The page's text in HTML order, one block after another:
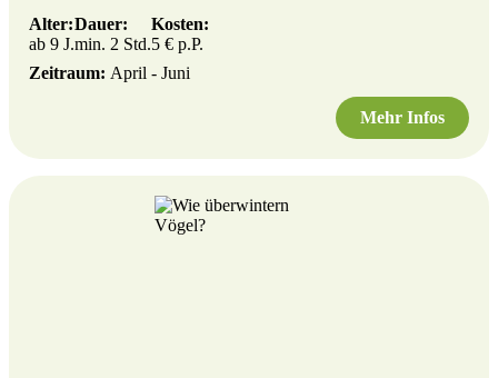
Alter:
ab 9 J.
Dauer:
min. 2 Std.
Kosten:
5 € p.P.
Zeitraum: April - Juni
Mehr Infos